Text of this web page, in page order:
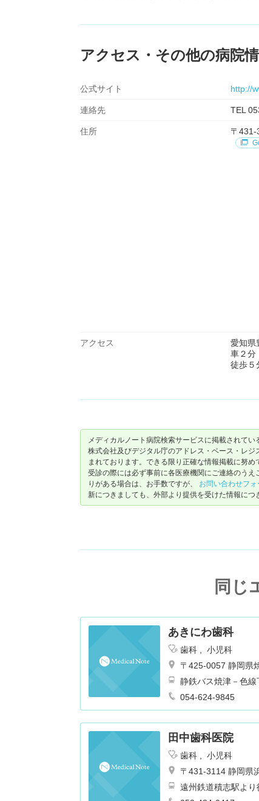
アクセス・その他の病院
公式サイト http://
連絡先 TEL
住所 〒431-
アクセス
愛知県
車２分
徒歩５
メディカルノート病院検索サービスに掲載されて
株式会社及びデジタル庁のアドレス・ベース・レ
まれております。できる限り正確な情報掲載に努
受診の際には必ず事前に各医療機関にご連絡のう
りがある場合は、お手数ですが、 お問い合わせフォ
新につきましても、外部より提供を受けた情報につ
同じ
あきにわ歯科
歯科
小児科
〒425-0057 静岡県
静鉄バス焼津－色
054-624-9845
田中歯科医院
歯科
小児科
〒431-3114 静岡県
遠州鉄道積志駅より